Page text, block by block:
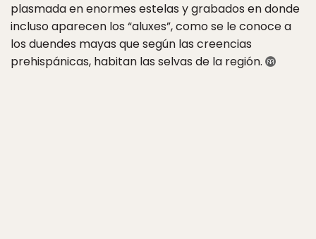
plasmada en enormes estelas y grabados en donde
incluso aparecen los “aluxes”, como se le conoce a
los duendes mayas que según las creencias
prehispánicas, habitan las selvas de la región.